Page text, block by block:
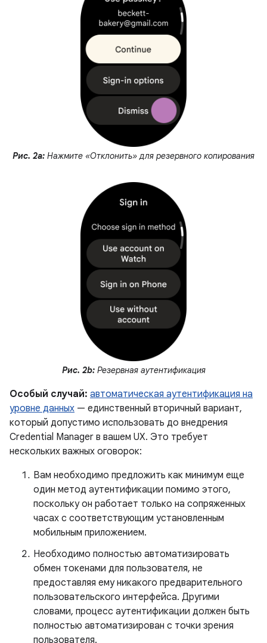
Рис. 2a: Нажмите «Отклонить» для резервного копирования
Рис. 2b:Резервная аутентификация
Особый случай: автоматическая аутентификация на
уровне данных — единственный вторичный вариант,
который допустимо использовать до внедрения
Credential Manager в вашем UX. Это требует
нескольких важных оговорок:
Вам необходимо предложить как минимум еще
один метод аутентификации помимо этого,
поскольку он работает только на сопряженных
часах с соответствующим установленным
мобильным приложением.
Необходимо полностью автоматизировать
обмен токенами для пользователя, не
предоставляя ему никакого предварительного
пользовательского интерфейса. Другими
словами, процесс аутентификации должен быть
полностью автоматизирован с точки зрения
пользователя.